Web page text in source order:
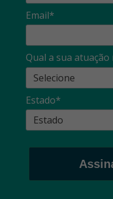
Email*
Qual a sua
Estado*